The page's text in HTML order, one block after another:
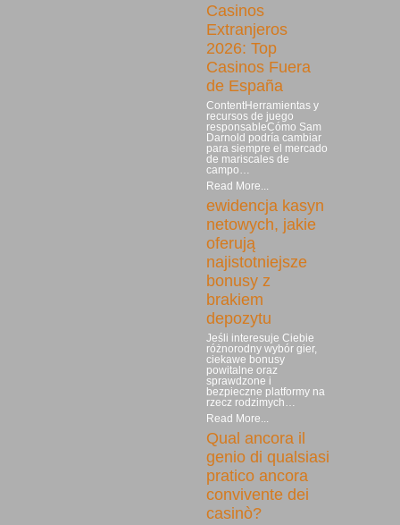
Casinos
Extranjeros
2026: Top
Casinos Fuera
de España
ContentHerramientas y
recursos de juego
responsableCómo Sam
Darnold podría cambiar
para siempre el mercado
de mariscales de
campo…
Read More...
ewidencja kasyn
netowych, jakie
oferują
najistotniejsze
bonusy z
brakiem
depozytu
Jeśli interesuje Ciebie
różnorodny wybór gier,
ciekawe bonusy
powitalne oraz
sprawdzone i
bezpieczne platformy na
rzecz rodzimych…
Read More...
Qual ancora il
genio di qualsiasi
pratico ancora
convivente dei
casinò?